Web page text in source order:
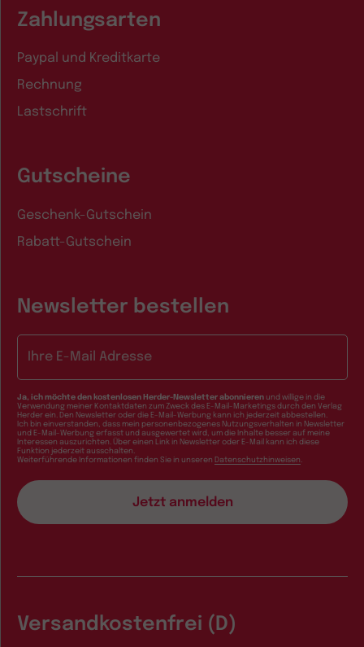
Zahlungsarten
Paypal und Kreditkarte
Rechnung
Lastschrift
Gutscheine
Geschenk-Gutschein
Rabatt-Gutschein
Newsletter bestellen
Ja, ich möchte den kostenlosen Herder-Newsletter abonnieren und willige in die
Verwendung meiner Kontaktdaten zum Zweck des E-Mail-Marketings durch den Verlag
Herder ein. Den Newsletter oder die E-Mail-Werbung kann ich jederzeit abbestellen.
Ich bin einverstanden, dass mein personenbezogenes Nutzungsverhalten in Newsletter
und E-Mail-Werbung erfasst und ausgewertet wird, um die Inhalte besser auf meine
Interessen auszurichten. Über einen Link in Newsletter oder E-Mail kann ich diese
Funktion jederzeit ausschalten.
Weiterführende Informationen finden Sie in unseren Datenschutzhinweisen
Versandkostenfrei (D)